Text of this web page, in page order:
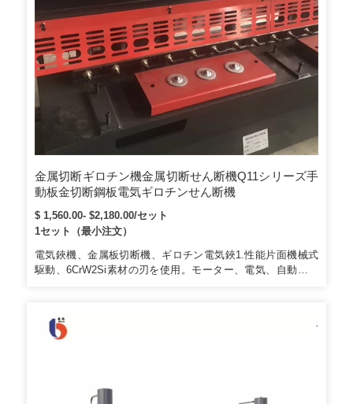
金属切断ギロチン機金属切断せん断機Q11シリーズ手
動板金切断鋼板電気ギロチンせん断機
$ 1,560.00- $2,180.00/セット
1セット（最小注文）
電気鋏機、金属板切断機、ギロチン電気鋏1.性能片面機械式
駆動、6CrW2Si素材の刃を使用。モーター、電気、自動車産
ネルギー消費。